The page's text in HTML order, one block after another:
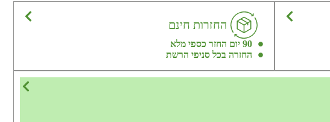
החזרות חינם
90 יום החזר כספי מלא
החזרה בכל סניפי הרשת